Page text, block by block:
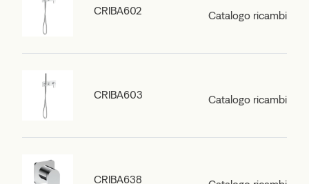
CRIBA602 Catalogo ricambi
CRIBA603 Catalogo ricambi
CRIBA638